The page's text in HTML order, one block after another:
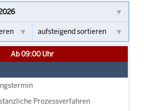
Ab 09:00 Uhr
Prozessverfahren